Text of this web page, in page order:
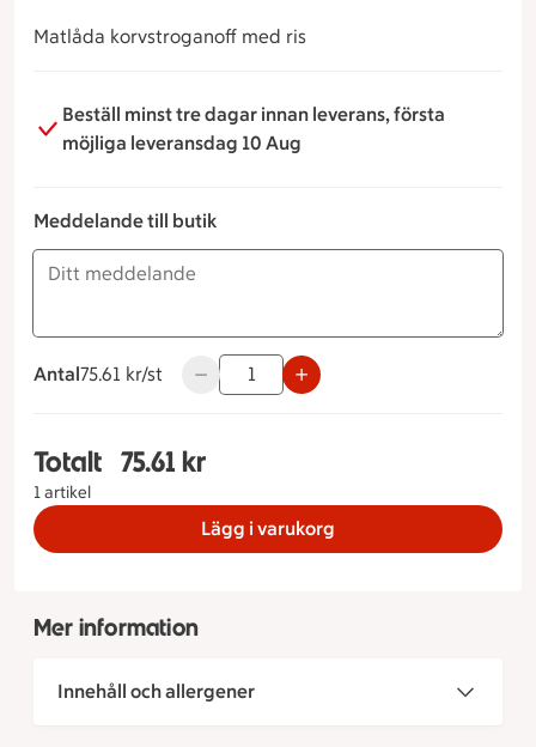
Matlåda korvstroganoff med ris
Beställ minst tre dagar innan leverans, första
möjliga leveransdag 10 Aug
Meddelande till butik
Antal
75.61 kronor styck
75.61 kr/st Använd knapparna för att minska eller
Totalt
1 artikel
Totalt 1 stycken Korvstroganoff med ris, 75.61
75.61 kr
Lägg i varukorg
Mer information
Innehåll och allergener